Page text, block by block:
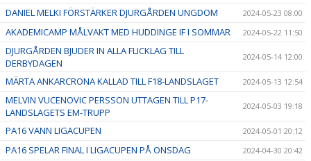
DANIEL MELKI FÖRSTÄRKER DJURGÅRDEN UNGDOM 2024-05-23 08:00
AKADEMICAMP MÅLVAKT MED HUDDINGE IF I SOMMAR 2024-05-22 11:50
DJURGÅRDEN BJUDER IN ALLA FLICKLAG TILL
DERBYDAGEN
2024-05-14 12:00
MÄRTA ANKARCRONA KALLAD TILL F18-LANDSLAGET 2024-05-13 12:54
MELVIN VUCENOVIC PERSSON UTTAGEN TILL P17-
LANDSLAGETS EM-TRUPP
2024-05-03 19:18
PA16 VANN LIGACUPEN 2024-05-01 20:12
PA16 SPELAR FINAL I LIGACUPEN PÅ ONSDAG 2024-04-30 20:42